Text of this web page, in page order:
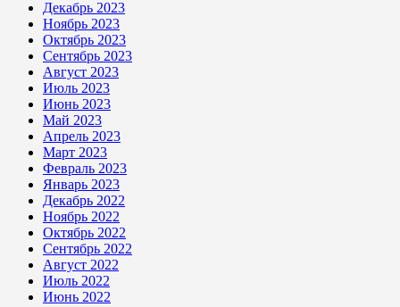
Декабрь 2023
Ноябрь 2023
Октябрь 2023
Сентябрь 2023
Август 2023
Июль 2023
Июнь 2023
Май 2023
Апрель 2023
Март 2023
Февраль 2023
Январь 2023
Декабрь 2022
Ноябрь 2022
Октябрь 2022
Сентябрь 2022
Август 2022
Июль 2022
Июнь 2022